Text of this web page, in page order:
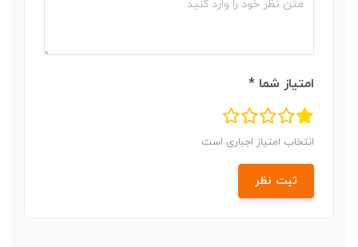
امتیاز شما *
انتخاب امتیاز اجباری است
ثبت نظر